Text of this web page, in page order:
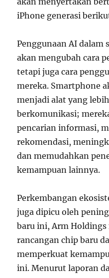
iPhone generasi
Penggunaan AI dalam
akan mengubah cara
tetapi juga cara
mereka. Smartphone
menjadi alat yang
berkomunikasi;
pencarian informasi,
rekomendasi,
dan memudahkan
kemampuan lainnya.
Perkembangan
juga dipicu oleh
baru ini, Arm
rancangan chip baru
memperkuat
ini. Menurut laporan